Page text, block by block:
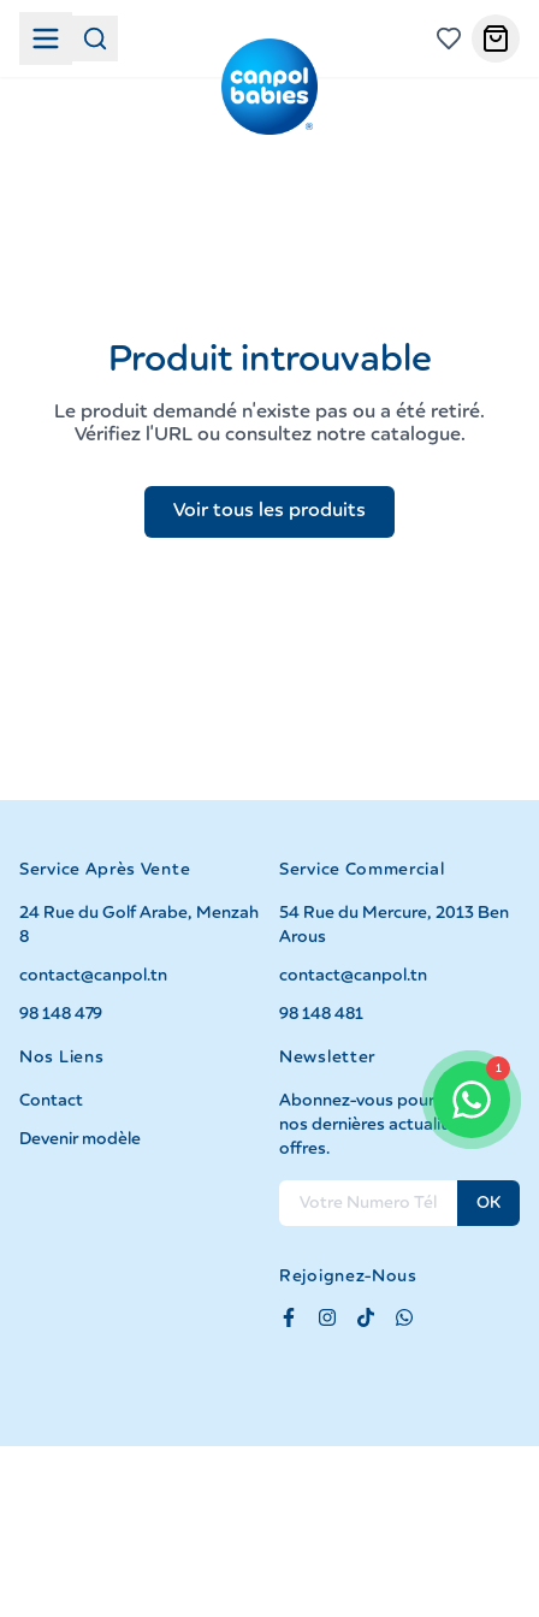
1
Produit introuvable
Le produit demandé n'existe pas ou a été retiré.
Vérifiez l'URL ou consultez notre catalogue.
Voir tous les produits
Service Après Vente
24 Rue du Golf Arabe, Menzah
8
contact@canpol.tn
98 148 479
Service Commercial
54 Rue du Mercure, 2013 Ben
Arous
contact@canpol.tn
98 148 481
Nos Liens
Contact
Devenir modèle
Newsletter
Abonnez-vous pour recevoir
nos dernières actualités et
offres.
OK
Rejoignez-Nous